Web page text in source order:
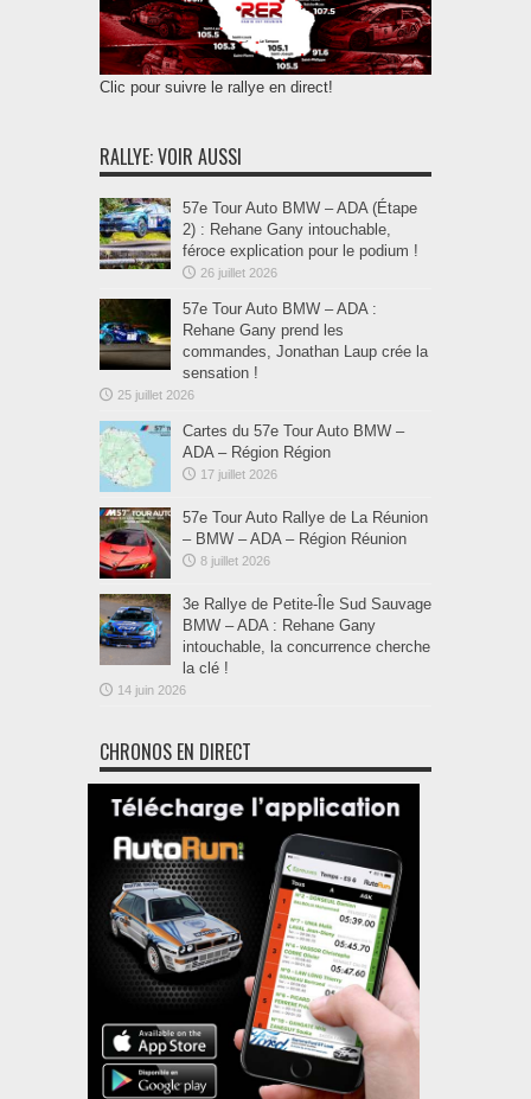
Clic pour suivre le rallye en direct!
RALLYE: VOIR AUSSI
57e Tour Auto BMW – ADA (Étape
2) : Rehane Gany intouchable,
féroce explication pour le podium !
26 juillet 2026
57e Tour Auto BMW – ADA :
Rehane Gany prend les
commandes, Jonathan Laup crée la
sensation !
25 juillet 2026
Cartes du 57e Tour Auto BMW –
ADA – Région Région
17 juillet 2026
57e Tour Auto Rallye de La Réunion
– BMW – ADA – Région Réunion
8 juillet 2026
3e Rallye de Petite-Île Sud Sauvage
BMW – ADA : Rehane Gany
intouchable, la concurrence cherche
la clé !
14 juin 2026
CHRONOS EN DIRECT